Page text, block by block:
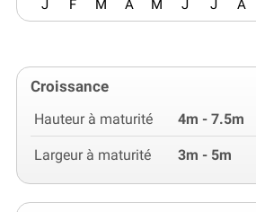
J F M A M J J A
Croissance
Hauteur à maturité 4m - 7.5m
Largeur à maturité 3m - 5m